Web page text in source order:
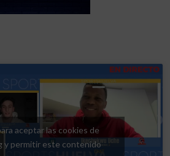
aceptar las cookies de
y permitir este contenido